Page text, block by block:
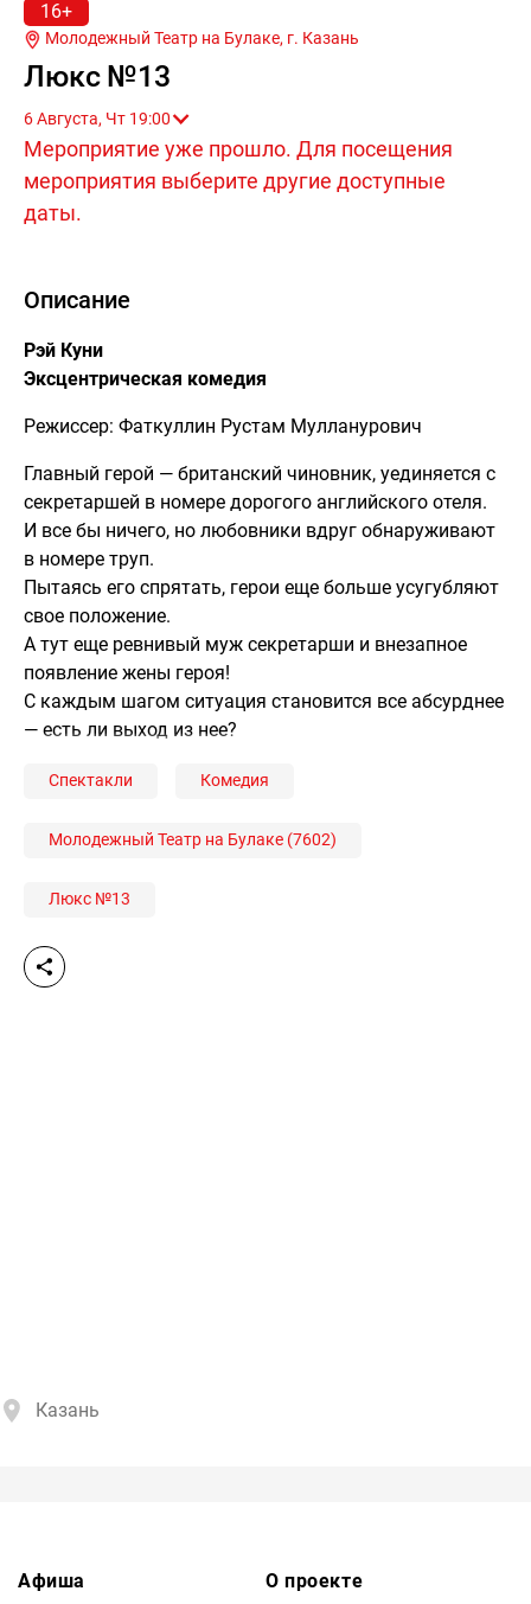
16+
Молодежный Театр на Булаке, г. Казань
Люкс №13
6 Августа, Чт 19:00
Мероприятие уже прошло. Для посещения
мероприятия выберите другие доступные
даты.
Описание
Рэй Куни
Эксцентрическая комедия
Режиссер: Фаткуллин Рустам Мулланурович
Главный герой — британский чиновник, уединяется с
секретаршей в номере дорогого английского отеля.
И все бы ничего, но любовники вдруг обнаруживают
в номере труп.
Пытаясь его спрятать, герои еще больше усугубляют
свое положение.
А тут еще ревнивый муж секретарши и внезапное
появление жены героя!
С каждым шагом ситуация становится все абсурднее
— есть ли выход из нее?
Спектакли Комедия
Молодежный Театр на Булаке (7602)
Люкс №13
Казань
Афиша О проекте